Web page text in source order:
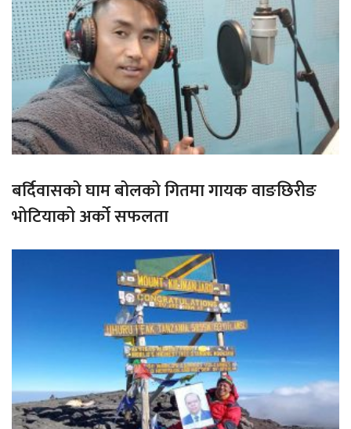
बर्दिवासको घाम बोलको गितमा गायक वाङछिरीङ
भोटियाको अर्को सफलता